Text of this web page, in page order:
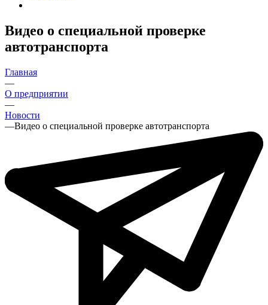
Видео о специальной проверке
автотранспорта
Главная
—
О предприятии
—
Новости
—Видео о специальной проверке автотранспорта